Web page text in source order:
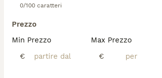
0/100 caratteri
Prezzo
Min Prezzo
€
Max Prezzo
€